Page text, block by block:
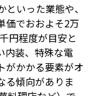
いった業態や、
価でおおよそ2万
円程度が目安と
内装、特殊な電
がかかる要素がオ
る傾向がありま